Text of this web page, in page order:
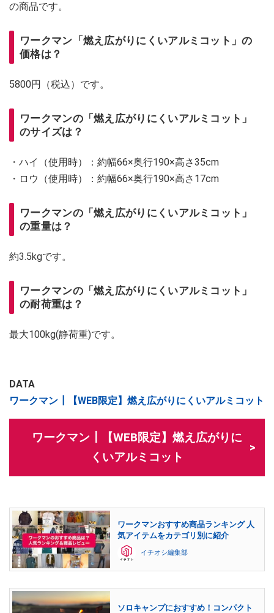
の商品です。
ワークマン「燃え広がりにくいアルミコット」の
価格は？
5800円（税込）です。
ワークマンの「燃え広がりにくいアルミコット」
のサイズは？
・ハイ（使用時）：約幅66×奥行190×高さ35cm
・ロウ（使用時）：約幅66×奥行190×高さ17cm
ワークマンの「燃え広がりにくいアルミコット」
の重量は？
約3.5kgです。
ワークマンの「燃え広がりにくいアルミコット」
の耐荷重は？
最大100kg(静荷重)です。
DATA
ワークマン┃【WEB限定】燃え広がりにくいアルミコット
ワークマン┃【WEB限定】燃え広がりに
くいアルミコット
ワークマンおすすめ商品ランキング 人
気アイテムをカテゴリ別に紹介
イチオシ編集部
ソロキャンプにおすすめ！コンパクト